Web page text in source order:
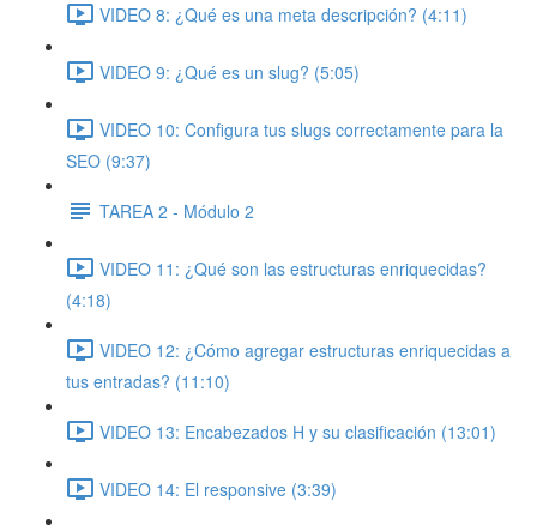
VIDEO 8: ¿Qué es una meta descripción? (4:11)
VIDEO 9: ¿Qué es un slug? (5:05)
VIDEO 10: Configura tus slugs correctamente para la
SEO (9:37)
TAREA 2 - Módulo 2
VIDEO 11: ¿Qué son las estructuras enriquecidas?
(4:18)
VIDEO 12: ¿Cómo agregar estructuras enriquecidas a
tus entradas? (11:10)
VIDEO 13: Encabezados H y su clasificación (13:01)
VIDEO 14: El responsive (3:39)